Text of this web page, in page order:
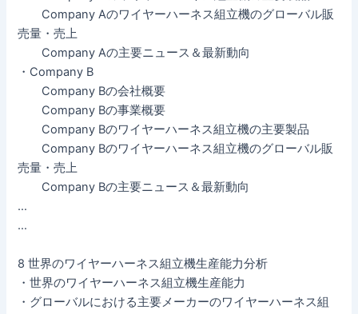
Company Aのワイヤーハーネス組立機のグローバル販
売量・売上
Company Aの主要ニュース＆最新動向
・Company B
Company Bの会社概要
Company Bの事業概要
Company Bのワイヤーハーネス組立機の主要製品
Company Bのワイヤーハーネス組立機のグローバル販
売量・売上
Company Bの主要ニュース＆最新動向
…
…
8 世界のワイヤーハーネス組立機生産能力分析
・世界のワイヤーハーネス組立機生産能力
・グローバルにおける主要メーカーのワイヤーハーネス組